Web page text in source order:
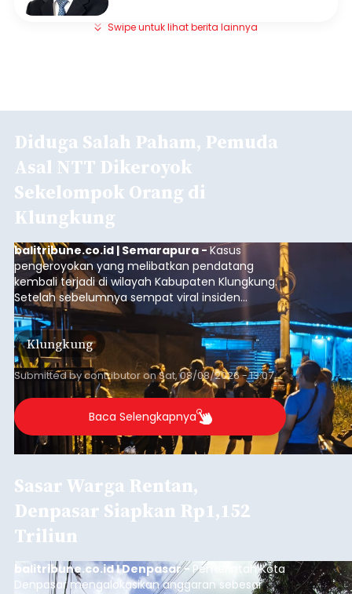
Swipe untuk lihat berita lainnya
Diduga Salah Paham, Pemuda
Asal NTT Dikeroyok
Sekelompok Orang di
Klungkung
balitribune.co.id | Semarapura -Kasus
pengeroyokan yang melibatkan pendatang
kembali terjadi di wilayah Kabupaten Klungkung.
Setelah sebelumnya sempat viral insiden
keributan di barat Pasar Galiran, peristiwa serupa
kini menimpa seorang pemuda asal Kabupaten
Sumba Barat Daya (SBD), Nusa Tenggara Timur
(NTT).
Klungkung
Submitted bycontributoronSat, 08/08/2026 - 13:07
Baca Selengkapnya
Sasar Warga Rentan,
Denpasar Siapkan Rp1,152
Triliun
balitribune.co.id I Denpasar - Pemerintah Kota
Denpasar mengalokasikan anggaran sebesar